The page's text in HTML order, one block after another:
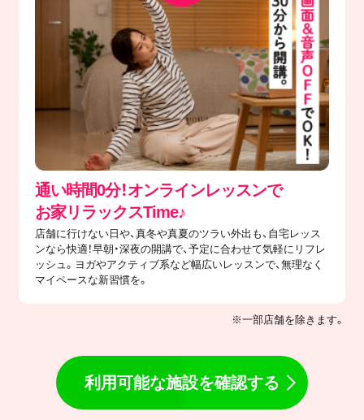
通い時間0分！オンラインレッスンで
​お家リラックスTime♪
店舗に行けない日や、真冬や真夏のツラい外出も、自宅レッス
ンなら快適！早朝・深夜の開講で、予定に合わせて気軽にリフレ
ッシュ。ヨガやアクティブ系など幅広いレッスンで、無理なく
マイペースな新習慣を。
※一部店舗を除きます。
利用可能な施設を確認する